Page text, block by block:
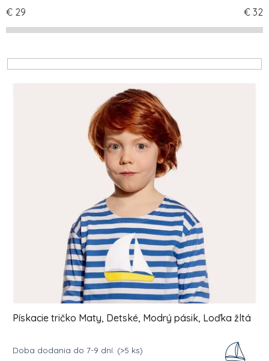
€ 29 € 32
Výpis produktov
Pískacie tričko Maty, Detské, Modrý pásik, Loďka žltá
Doba dodania do 7-9 dní. (>5 ks)